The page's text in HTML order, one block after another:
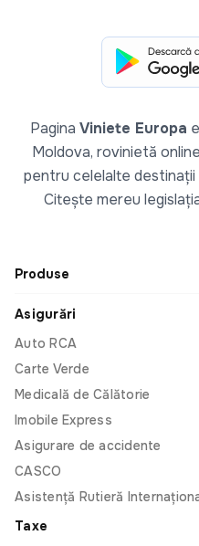
Maria Salamanka
Întotdeauna
avut prima mea
Experiență incredibil de
cu #omnis
o asigurare pentru
câțiva pași simpli.
care apreciază timpul și
Sergiu Pascaru
Recomand, e super
Pagina Viniete Europa
Moldova, rovinietă
pentru celelalte
Citește mereu
Produse
Asigurări
Auto RCA
Carte Verde
Medicală de Călătorie
Imobile Express
Asigurare de accidente
CASCO
Asistență Rutieră
Taxe